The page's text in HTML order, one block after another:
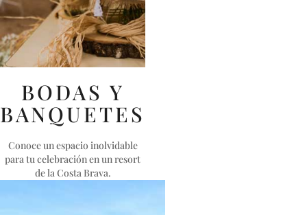
BODAS Y
BANQUETES
Conoce un espacio inolvidable
para tu celebración en un resort
de la Costa Brava.